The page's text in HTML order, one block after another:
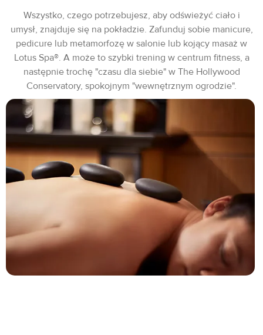
Wszystko, czego potrzebujesz, aby odświeżyć ciało i
umysł, znajduje się na pokładzie. Zafunduj sobie manicure,
pedicure lub metamorfozę w salonie lub kojący masaż w
Lotus Spa®. A może to szybki trening w centrum fitness, a
następnie trochę "czasu dla siebie" w The Hollywood
Conservatory, spokojnym "wewnętrznym ogrodzie".